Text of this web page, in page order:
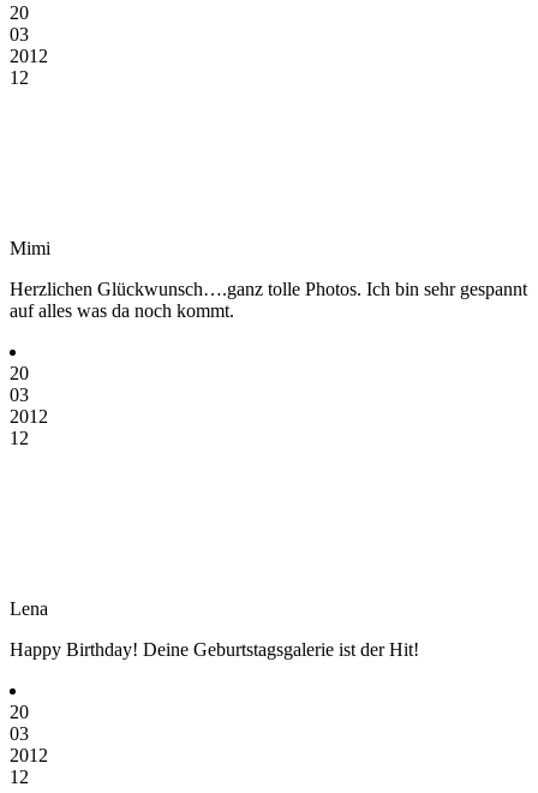
20
03
2012
12
Mimi
Herzlichen Glückwunsch….ganz tolle Photos. Ich bin sehr gespannt
auf alles was da noch kommt.
20
03
2012
12
Lena
Happy Birthday! Deine Geburtstagsgalerie ist der Hit!
20
03
2012
12